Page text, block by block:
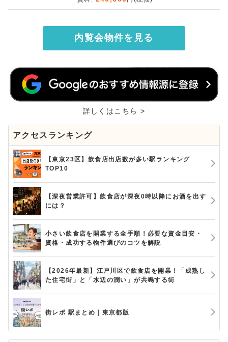
内覧会物件を見る
詳しくはこちら >
アクセスランキング
【東京23区】飲食店出店数が多い駅ランキング
TOP10
【深夜営業許可】飲食店が深夜0時以降にお酒を出す
には？
小さい飲食店を開業する全手順！必要な資金目安・
資格・成功する物件選びのコツを解説
【2026年最新】江戸川区で飲食店を開業！「成熟し
た住宅街」と「水辺の潤い」が共鳴する街
街レポ 駅まとめ｜東京都版